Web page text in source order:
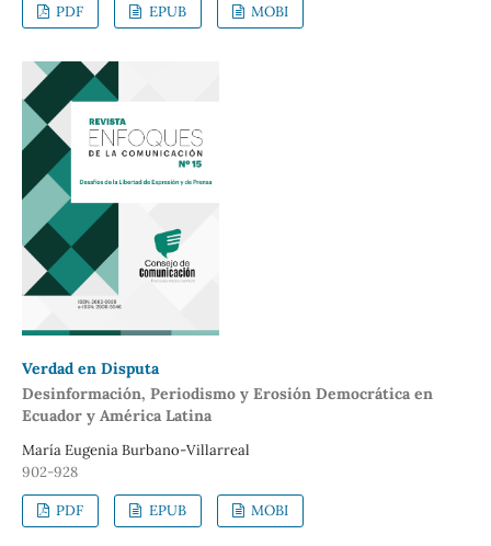
PDF EPUB MOBI
Verdad en Disputa
Desinformación, Periodismo y Erosión Democrática en
Ecuador y América Latina
María Eugenia Burbano-Villarreal
902-928
PDF EPUB MOBI